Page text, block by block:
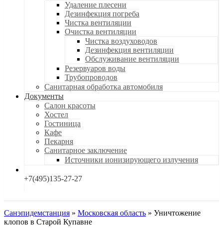
Удаление плесени
Дезинфекция погреба
Чистка вентиляции
Очистка вентиляции
Чистка воздуховодов
Дезинфекция вентиляции
Обслуживание вентиляции
Резервуаров воды
Трубопроводов
Санитарная обработка автомобиля
Документы
Салон красоты
Хостел
Гостиница
Кафе
Пекарня
Санитарное заключение
Источники ионизирующего излучения
+7(495)135-27-27
Санэпидемстанция » Московская область » Уничтожение
клопов в Старой Купавне